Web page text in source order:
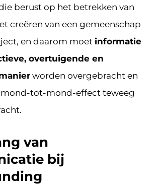
berust op het betrekken van
creëren van een gemeenschap
en daarom moet informatie
overtuigende en
worden overgebracht en
tot-mond-effect teweeg
van
bij